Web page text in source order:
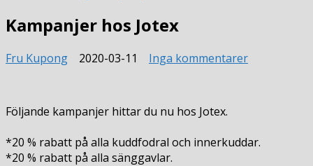
Kampanjer hos Jotex
Fru Kupong 2020-03-11 Inga kommentarertill
Följande kampanjer hittar du nu hos Jotex.
*20 % rabatt på alla kuddfodral och innerkuddar.
*20 % rabatt på alla sänggavlar.